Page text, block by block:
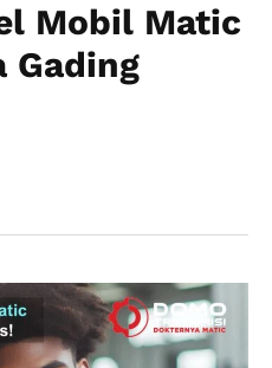
Mobil Matic
Gading